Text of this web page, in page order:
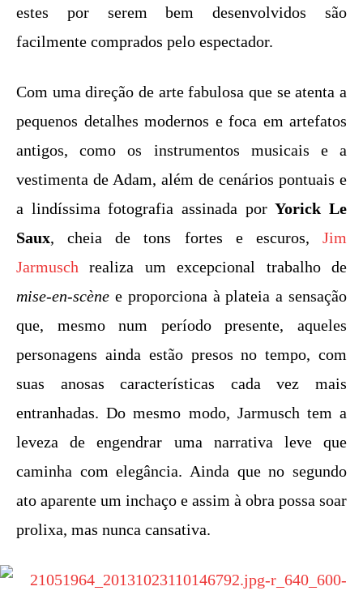
estes por serem bem desenvolvidos são
facilmente comprados pelo espectador.
Com uma direção de arte fabulosa que se atenta a
pequenos detalhes modernos e foca em artefatos
antigos, como os instrumentos musicais e a
vestimenta de Adam, além de cenários pontuais e
a lindíssima fotografia assinada porYorick Le
Saux, cheia de tons fortes e escuros, Jim
Jarmusch realiza um excepcional trabalho de
mise-en-scène e proporciona à plateia a sensação
que, mesmo num período presente, aqueles
personagens ainda estão presos no tempo, com
suas anosas características cada vez mais
entranhadas. Do mesmo modo, Jarmusch tem a
leveza de engendrar uma narrativa leve que
caminha com elegância. Ainda que no segundo
ato aparente um inchaço e assim à obra possa soar
prolixa, mas nunca cansativa.